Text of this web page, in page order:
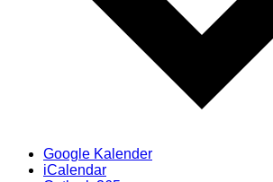
Google Kalender
iCalendar